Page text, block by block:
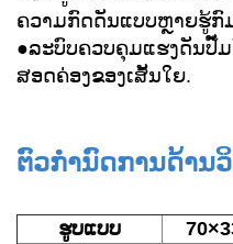
ຄວາມກົດດັນແບບຫຼາຍຮູ້ກົ
●ລະບົບຄວບຄຸມແຮງດັນປັ໊
ສອດຄ່ອງຂອງເສັ້ນໃຍ.
ຕົວກໍານົດການດ້ານ
ຮູບແບບ